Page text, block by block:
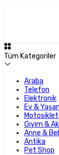
Tüm Kategoriler
Araba
Telefon
Elektronik
Ev &
Motosiklet
Giyim &
Anne &
Antika
Pet Shop